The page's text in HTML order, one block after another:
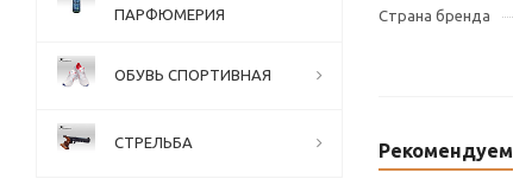
Страна бренда
Рекомендуем
ПАРФЮМЕРИЯ
ОБУВЬ СПОРТИВНАЯ
СТРЕЛЬБА